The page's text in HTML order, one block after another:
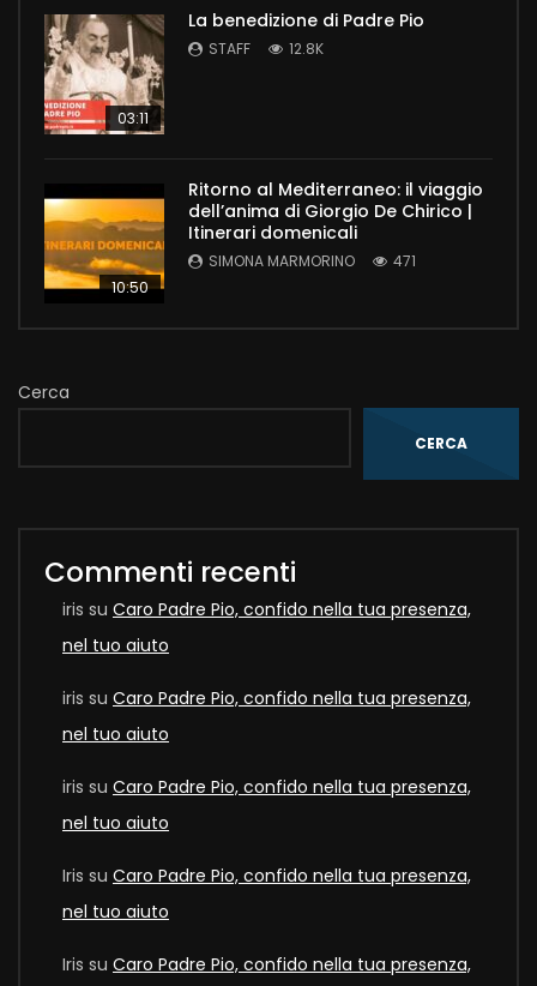
03:11
La benedizione di Padre Pio
STAFF 12.8K
10:50
Ritorno al Mediterraneo: il viaggio
dell’anima di Giorgio De Chirico |
Itinerari domenicali
SIMONA MARMORINO 471
Cerca
CERCA
Commenti recenti
iris su Caro Padre Pio, confido nella tua presenza,
nel tuo aiuto
iris su Caro Padre Pio, confido nella tua presenza,
nel tuo aiuto
iris su Caro Padre Pio, confido nella tua presenza,
nel tuo aiuto
Iris su Caro Padre Pio, confido nella tua presenza,
nel tuo aiuto
Iris su Caro Padre Pio, confido nella tua presenza,